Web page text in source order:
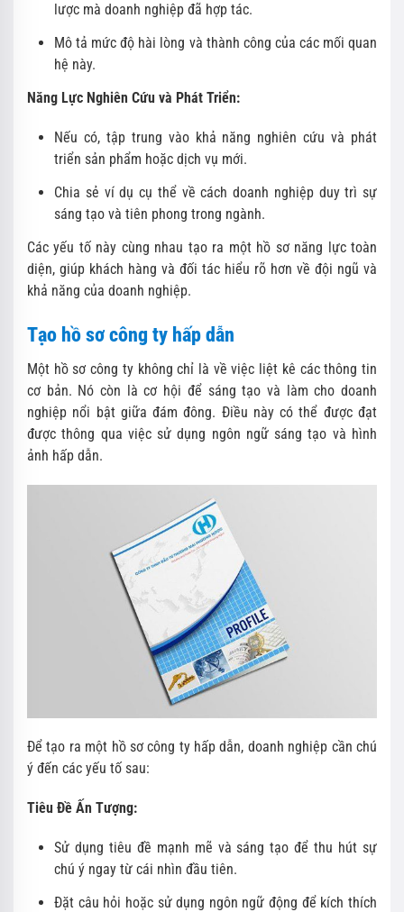
lược mà doanh nghiệp đã hợp tác.
Mô tả mức độ hài lòng và thành công của các mối quan
hệ này.
Năng Lực Nghiên Cứu và Phát Triển:
Nếu có, tập trung vào khả năng nghiên cứu và phát
triển sản phẩm hoặc dịch vụ mới.
Chia sẻ ví dụ cụ thể về cách doanh nghiệp duy trì sự
sáng tạo và tiên phong trong ngành.
Các yếu tố này cùng nhau tạo ra một hồ sơ năng lực toàn
diện, giúp khách hàng và đối tác hiểu rõ hơn về đội ngũ và
khả năng của doanh nghiệp.
Tạo hồ sơ công ty hấp dẫn
Một hồ sơ công ty không chỉ là về việc liệt kê các thông tin
cơ bản. Nó còn là cơ hội để sáng tạo và làm cho doanh
nghiệp nổi bật giữa đám đông. Điều này có thể được đạt
được thông qua việc sử dụng ngôn ngữ sáng tạo và hình
ảnh hấp dẫn.
Để tạo ra một hồ sơ công ty hấp dẫn, doanh nghiệp cần chú
ý đến các yếu tố sau:
Tiêu Đề Ấn Tượng:
Sử dụng tiêu đề mạnh mẽ và sáng tạo để thu hút sự
chú ý ngay từ cái nhìn đầu tiên.
Đặt câu hỏi hoặc sử dụng ngôn ngữ động để kích thích